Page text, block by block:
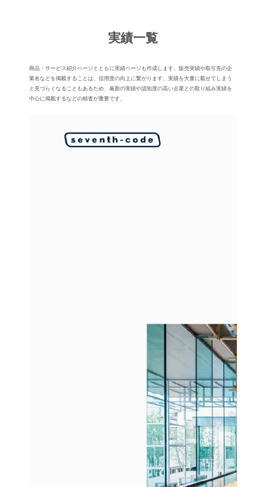
実績⼀覧
商品・サービス紹介ページとともに実績ページも作成します。販売実績や取引先の企
業名などを掲載することは、信⽤度の向上に繋がります。実績を大量に載せてしまう
と⾒づらくなることもあるため、最新の実績や認知度の⾼い企業との取り組み実績を
中⼼に掲載するなどの精査が重要です。